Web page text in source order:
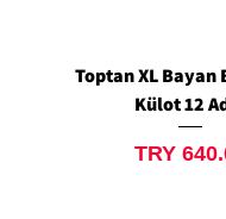
Toptan XL Bayan
Külot 12
Price
TRY